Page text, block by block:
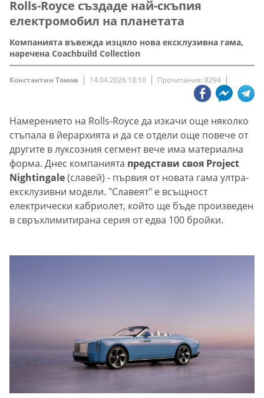
Rolls-Royce създаде най-скъпия
електромобил на планетата
Компанията въвежда изцяло нова ексклузивна гама,
наречена Coachbuild Collection
Константин Томов 14.04.2026 18:10 Прочитания: 8294
Намерението на Rolls-Royce да изкачи още няколко
стъпала в йерархията и да се отдели още повече от
другите в луксозния сегмент вече има материална
форма. Днес компанията представи своя Project
Nightingale(славей) - първия от новата гама ултра-
ексклузивни модели. "Славеят" е всъщност
електрически кабриолет, който ще бъде произведен
в свръхлимитирана серия от едва 100 бройки.